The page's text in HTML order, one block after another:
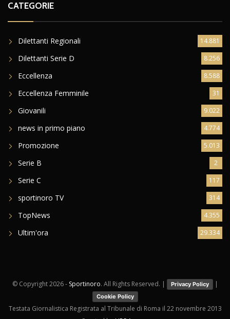
CATEGORIE
Dilettanti Regionali 14.881
Dilettanti Serie D 8.256
Eccellenza 8.588
Eccellenza Femminile 31
Giovanili 9.022
news in primo piano 4.774
Promozione 5.013
Serie B 2
Serie C 117
sportinoro TV 314
TopNews 4.355
Ultim'ora 29.334
© Copyright2026 - Sportinoro. All Rights Reserved. | Privacy Policy |
Cookie Policy
Testata Giornalistica Registrata al Tribunale di Roma il 22 novembre 2013